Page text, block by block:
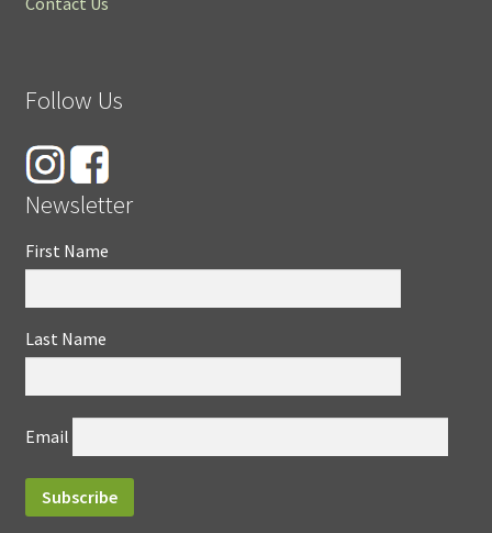
Follow Us
Newsletter
First Name
Last Name
Email